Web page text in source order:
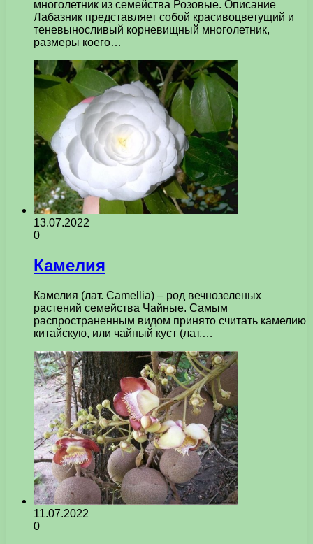
многолетник из семейства Розовые. Описание
Лабазник представляет собой красивоцветущий и
теневыносливый корневищный многолетник,
размеры коего…
13.07.2022
0
Камелия
Камелия (лат. Camellia) – род вечнозеленых
растений семейства Чайные. Самым
распространенным видом принято считать камелию
китайскую, или чайный куст (лат.…
11.07.2022
0